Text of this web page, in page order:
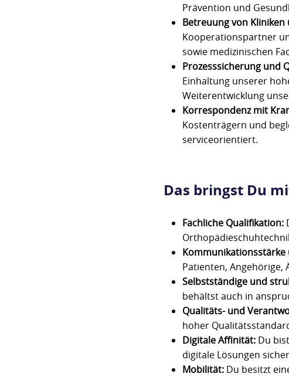
Prävention und
Betreuung von
Kooperationspartner
sowie medizinischen
Prozesssicherung und
Einhaltung unserer
Weiterentwicklung
Korrespondenz mit
Kostenträgern und
serviceorientiert.
Das bringst Du
Fachliche Qualifikation:
Kommunikationsstärke
Patienten, Angehörige,
Selbstständige und
behältst auch in
Qualitäts- und
hoher
Digitale Affinität: Du
digitale Lösungen
Mobilität: Du besitzt